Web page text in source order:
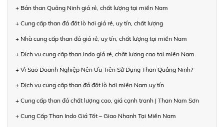
+ Bán than Quảng Ninh giá rẻ, chất lượng tại miền Nam
+ Cung cấp than đá đốt lò hơi giá rẻ, uy tín, chất lượng
+ Nhà cung cấp than đá giá rẻ, uy tín, chất lượng tại miền Nam
+ Dịch vụ cung cấp than Indo giá rẻ, chất lượng cao tại miền Nam
+ Vì Sao Doanh Nghiệp Nên Ưu Tiên Sử Dụng Than Quảng Ninh?
+ Dịch vụ cung cấp than đá đốt lò hơi miền Nam uy tín
+ Cung cấp than đá chất lượng cao, giá cạnh tranh | Than Nam Sơn
+ Cung Cấp Than Indo Giá Tốt – Giao Nhanh Tại Miền Nam